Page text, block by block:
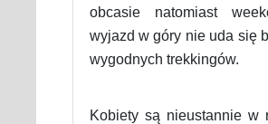
obcasie natomiast
wyjazd w góry nie uda się
wygodnych trekkingów.
Kobiety są nieustannie w